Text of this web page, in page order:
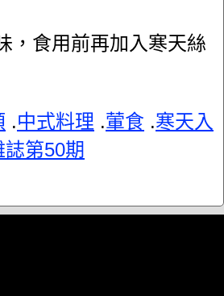
，食用前再加入寒天絲
.中式料理 .葷食 .寒天入
第50期